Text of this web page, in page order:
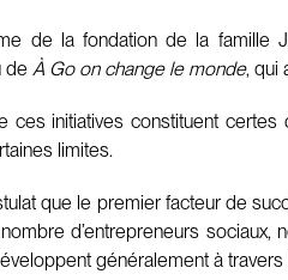
de la fondation de la famille
de À Go on change le monde, qui
ces initiatives constituent
limites.
que le premier facteur de
d’entrepreneurs
généralement à travers